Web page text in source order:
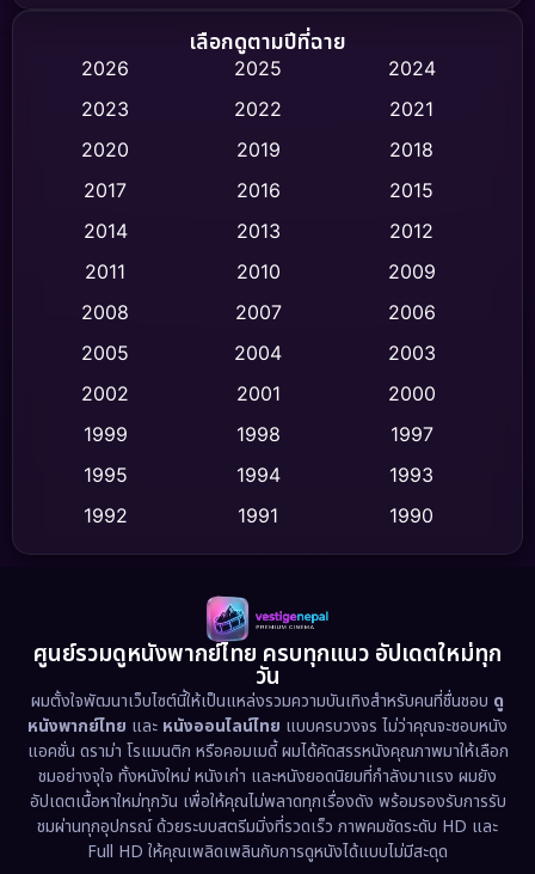
Biography ชีวิตจริง
Classic หนังคลาสสิก (47)
Comedy ตลก (444)
Crime อาชญากรรม (519)
Cult Film
Dance เต้น (10)
Detective สืบสวน (60)
Disaster (13)
Disney+ (5)
Documentary สารคดี (93)
Drama ดราม่า (1,476)
Dystopian (17)
เลือกดูตามปีที่ฉาย
2026 2025
2024
2023
2022
2021
2020
2019
2018
2017
2016
2015
2014
2013
2012
2011
2010
2009
2008
2007
2006
2005
2004
2003
2002
2001
2000
1999
1998
1997
1995
1994
1993
1992
1991
1990
1989
1988
1986
1983
1978
1974
1962
ศูนย์รวมดูหนังพากย์ไทย ครบทุกแนว อัปเดตใหม่ทุก
วัน
ผมตั้งใจพัฒนาเว็บไซต์นี้ให้เป็นแหล่งรวมความบันเทิงสำหรับคนที่ชื่นชอบ ดู
หนังพากย์ไทย และ หนังออนไลน์ไทย แบบครบวงจร ไม่ว่าคุณจะชอบหนัง
แอคชั่น ดราม่า โรแมนติก หรือคอมเมดี้ ผมได้คัดสรรหนังคุณภาพมาให้เลือก
ชมอย่างจุใจ ทั้งหนังใหม่ หนังเก่า และหนังยอดนิยมที่กำลังมาแรง ผมยัง
อัปเดตเนื้อหาใหม่ทุกวัน เพื่อให้คุณไม่พลาดทุกเรื่องดัง พร้อมรองรับการรับ
ชมผ่านทุกอุปกรณ์ ด้วยระบบสตรีมมิ่งที่รวดเร็ว ภาพคมชัดระดับ HD และ
Full HD ให้คุณเพลิดเพลินกับการดูหนังได้แบบไม่มีสะดุด